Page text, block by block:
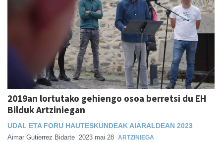
2019an lortutako gehiengo osoa berretsi du EH
Bilduk Artziniegan
UDAL ETA FORU HAUTESKUNDEAK AIARALDEAN 2023
Aimar Gutierrez Bidarte 2023 mai 28 ARTZINIEGA